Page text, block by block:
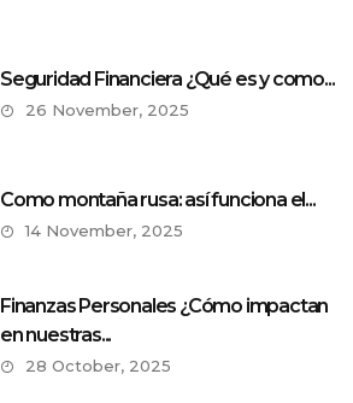
Seguridad Financiera ¿Qué es y como...
26 November, 2025
Como montaña rusa: así funciona el...
14 November, 2025
Finanzas Personales ¿Cómo impactan
en nuestras...
28 October, 2025